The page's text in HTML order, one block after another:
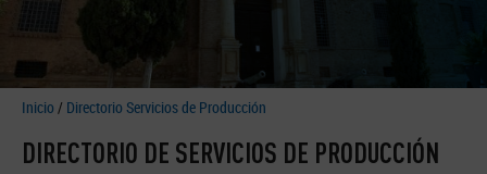
Inicio / Directorio Servicios de Producción
DIRECTORIO DE SERVICIOS DE PRODUCCIÓN